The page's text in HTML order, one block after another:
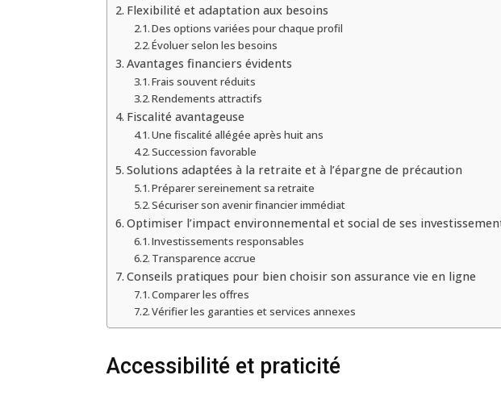
Flexibilité et adaptation aux besoins
Des options variées pour chaque profil
Évoluer selon les besoins
Avantages financiers évidents
Frais souvent réduits
Rendements attractifs
Fiscalité avantageuse
Une fiscalité allégée après huit ans
Succession favorable
Solutions adaptées à la retraite et à l’épargne de précaution
Préparer sereinement sa retraite
Sécuriser son avenir financier immédiat
Optimiser l’impact environnemental et social de ses
Investissements responsables
Transparence accrue
Conseils pratiques pour bien choisir son assurance vie en ligne
Comparer les offres
Vérifier les garanties et services annexes
Accessibilité et praticité